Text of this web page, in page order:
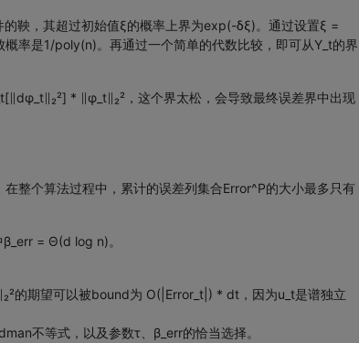
鞅，其超过初始值ξ的概率上界为exp(-δξ)。通过设置ξ =
率是1/poly(n)。再通过一个简单的代数比较，即可从Y_t的界
* ∥φ_t∥₂²，这个界太松，会导致最终误差界中出现
整个算法过程中，累计的误差列集合Error^P的大小最多只有
= Θ(d log n)。
的期望可以被bound为 O(|Error_t|) * dt，因为u_t是谱独立
不等式，以及参数τ、β_err的恰当选择。